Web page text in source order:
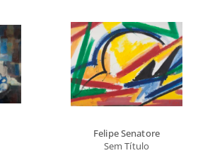
Felipe Senatore
Sem Título